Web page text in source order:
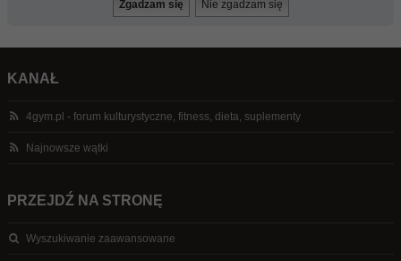
KANAŁ
4gym.pl - forum kulturystyczne, fitness, dieta, suplementy
Najnowsze wątki
PRZEJDŹ NA STRONĘ
Wyszukiwanie zaawansowane